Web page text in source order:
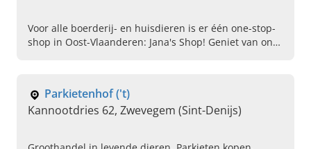
Voor alle boerderij- en huisdieren is er één one-stop-
shop in Oost-Vlaanderen: Jana's Shop! Geniet van ons
Parkietenhof ('t)
Kannootdries 62, Zwevegem (Sint-Denijs)